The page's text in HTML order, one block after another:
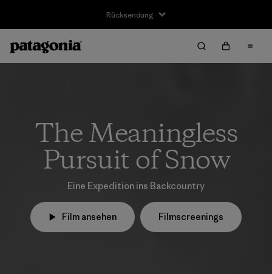
Rücksendung
The Meaningless
Pursuit of Snow
Eine Expedition ins Backcountry
Film ansehen Filmscreenings